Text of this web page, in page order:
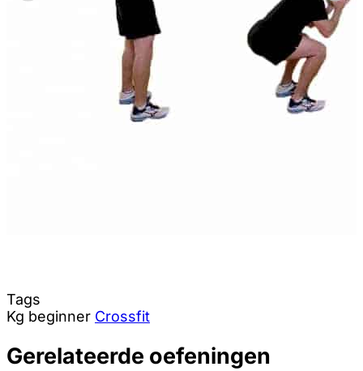
Tags
Kg beginner Crossfit
Gerelateerde oefeningen